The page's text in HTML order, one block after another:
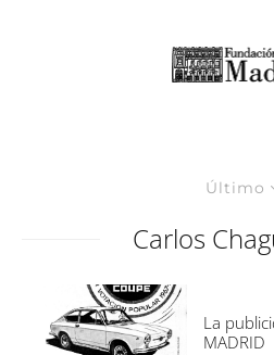
Último
Carlos
La
MADRID